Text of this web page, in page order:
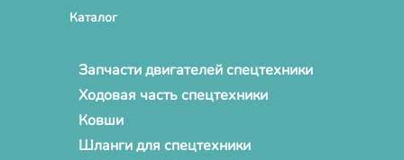
Каталог
Запчасти двигателей спецтехники
Ходовая часть спецтехники
Ковши
Шланги для спецтехники